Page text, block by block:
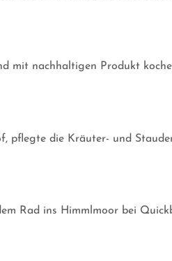
mit nachhaltigen Produkt
pflegte die Kräuter- und
Rad ins Himmlmoor bei